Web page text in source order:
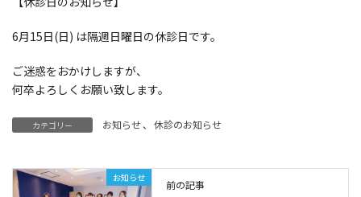
6月15日(日) は隔週日曜日の休診日です。
ご迷惑をおかけしますが、
何卒よろしくお願い致します。
カテゴリー お知らせ、 休診のお知らせ
お知らせ
前の記事